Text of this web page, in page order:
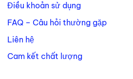
Điều khoản sử dụng
FAQ – Câu hỏi thường gặp
Liên hệ
Cam kết chất lượng